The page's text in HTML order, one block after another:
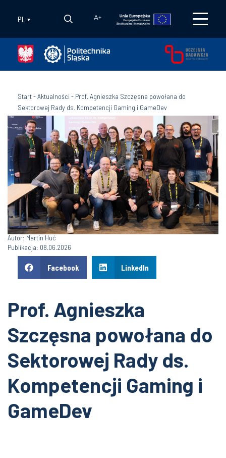
PL A+
Start-Aktualności- Prof. Agnieszka Szczęsna powołana do
Sektorowej Rady ds. Kompetencji Gaming i GameDev
Autor: Martin Huć
Publikacja: 08.06.2026
Facebook LinkedIn
Prof. Agnieszka
Szczęsna powołana do
Sektorowej Rady ds.
Kompetencji Gaming i
GameDev